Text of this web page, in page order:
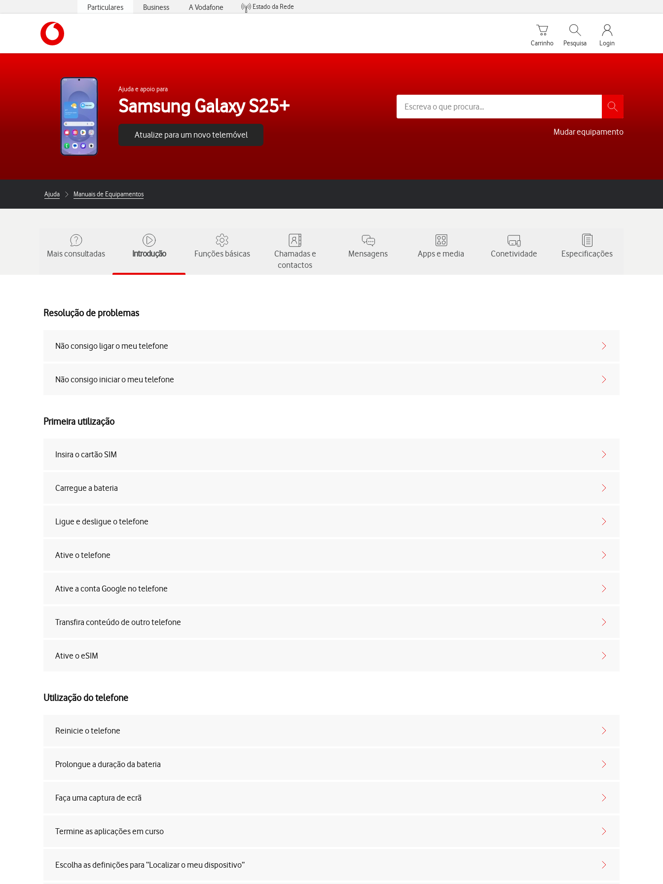
Particulares Business A Vodafone
Estado da Rede
Carrinho de compras
Carrinho
Pesquisar
Pesquisa
My Vodafone
Login
Ajuda e apoio para
Samsung Galaxy S25+
Atualize para um novo telemóvel Mudar equipamento
Ajuda Manuais de Equipamentos
Mais consultadas Introdução Funções básicas
Chamadas e
contactos
Mensagens Apps e media Conetividade Especificações
Resolução de problemas
Não consigo ligar o meu telefone
Não consigo iniciar o meu telefone
Primeira utilização
Insira o cartão SIM
Carregue a bateria
Ligue e desligue o telefone
Ative o telefone
Ative a conta Google no telefone
Transfira conteúdo de outro telefone
Ative o eSIM
Utilização do telefone
Reinicie o telefone
Prolongue a duração da bateria
Faça uma captura de ecrã
Termine as aplicações em curso
Escolha as definições para “Localizar o meu dispositivo”